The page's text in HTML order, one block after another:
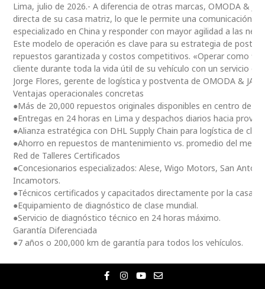
Lima, julio de 2026.- A diferencia de otras marcas, OMODA &
directa de su casa matriz, lo que le permite una comunicación
especializado en China y responder con mayor agilidad a las
Este modelo de operación es clave para su estrategia de
repuestos garantizada y costos competitivos. «Operar como
cliente durante toda la vida útil de su vehículo con un servicio
Jorge Flores, gerente de logística y postventa de OMODA &
Ventajas operacionales concretas
●Más de 20,000 repuestos originales disponibles en centro de
●Entregas en 24 horas en Lima y despachos diarios hacia
●Alianza estratégica con DHL Supply Chain para logística de
●Ahorro en repuestos de mantenimiento vs. promedio del
Red de Talleres Certificados
●Concesionarios especializados: Alese, Wigo Motors, San
Incamotors.
●Técnicos certificados y capacitados directamente por la casa
●Equipamiento de diagnóstico de clase mundial.
●Servicio de diagnóstico técnico en 24 horas máximo.
Garantía Diferenciada
●7 años o 200,000 km de garantía para todos los vehículos.
F
a
I
n
Y
o
E
n